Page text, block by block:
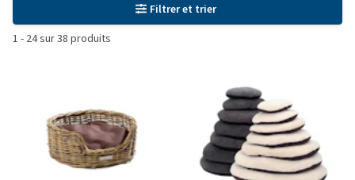
Filtrer et trier
1 - 24sur38 produits